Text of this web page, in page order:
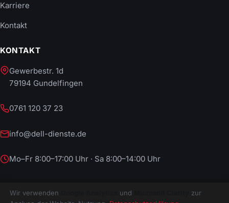
Karriere
Kontakt
KONTAKT
Gewerbestr. 1d
79194 Gundelfingen
0761 120 37 23
info@dell-dienste.de
Mo–Fr 8:00–17:00 Uhr · Sa 8:00–14:00 Uhr
Wir verwenden und
zur